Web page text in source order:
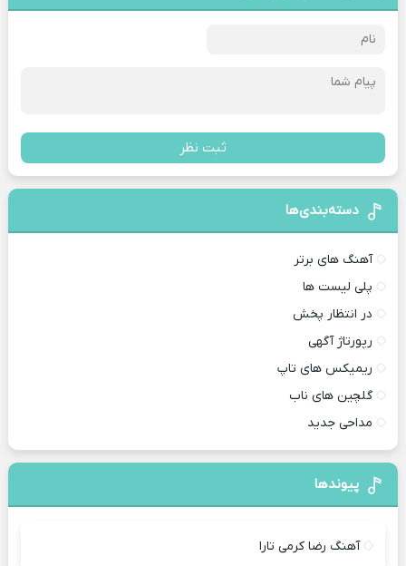
ثبت نظر
دسته‌بندی‌ها
آهنگ های برتر
پلی لیست ها
در انتظار پخش
رپورتاژ آگهی
ریمیکس های تاپ
گلچین های ناب
مداحی جدید
پیوندها
آهنگ رضا کرمی تارا